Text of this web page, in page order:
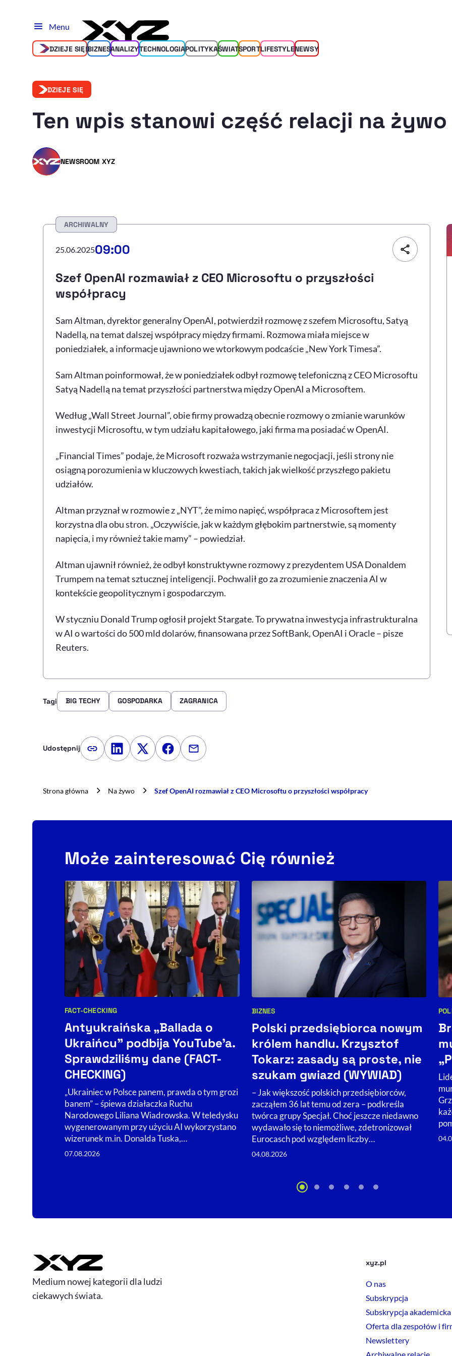
Menu
DZIEJE SIĘ!BIZNESANALIZYTECHNOLOGIAPOLITYKAŚWIATSPORTLIFESTYLENEWSY
DZIEJE SIĘ
Ten wpis stanowi część relacji na
NEWSROOM XYZ
ARCHIWALNY
25.06.202509:00
Szef OpenAI rozmawiał z CEO Microsoftu o przyszłości
współpracy
Sam Altman, dyrektor generalny OpenAI, potwierdził rozmowę z szefem Microsoftu, Satyą
Nadellą, na temat dalszej współpracy między firmami. Rozmowa miała miejsce w
poniedziałek, a informacje ujawniono we wtorkowym podcaście „New York Timesa”.
Sam Altman poinformował, że w poniedziałek odbył rozmowę telefoniczną z CEO Microsoftu
Satyą Nadellą na temat przyszłości partnerstwa między OpenAI a Microsoftem.
Według „Wall Street Journal”, obie firmy prowadzą obecnie rozmowy o zmianie warunków
inwestycji Microsoftu, w tym udziału kapitałowego, jaki firma ma posiadać w OpenAI.
„Financial Times” podaje, że Microsoft rozważa wstrzymanie negocjacji, jeśli strony nie
osiągną porozumienia w kluczowych kwestiach, takich jak wielkość przyszłego pakietu
udziałów.
Altman przyznał w rozmowie z „NYT”, że mimo napięć, współpraca z Microsoftem jest
korzystna dla obu stron. „Oczywiście, jak w każdym głębokim partnerstwie, są momenty
napięcia, i my również takie mamy” – powiedział.
Altman ujawnił również, że odbył konstruktywne rozmowy z prezydentem USA Donaldem
Trumpem na temat sztucznej inteligencji. Pochwalił go za zrozumienie znaczenia AI w
kontekście geopolitycznym i gospodarczym.
W styczniu Donald Trump ogłosił projekt Stargate. To prywatna inwestycja infrastrukturalna
w AI o wartości do 500 mld dolarów, finansowana przez SoftBank, OpenAI i Oracle – pisze
Reuters.
Tagi BIG TECHY GOSPODARKA ZAGRANICA
Udostępnij Kopiuj link artykułu
Udostępnij na LinkedIn
Udostępnij na Twitterze
Udostępnij na Facebooku
Udostępnij przez e-mail
Strona główna Na żywo Szef OpenAI rozmawiał z CEO Microsoftu o przyszłości współpracy
Może zainteresować Cię również
Kategorie artykułu:
FACT-CHECKING
Antyukraińska „Ballada o
Ukraińcu” podbija YouTube'a.
Sprawdziliśmy dane (FACT-
CHECKING)
„Ukrainiec w Polsce panem, prawda o tym grozi
banem” – śpiewa działaczka Ruchu
Narodowego Liliana Wiadrowska. W teledysku
wygenerowanym przy użyciu AI wykorzystano
wizerunek m.in. Donalda Tuska,…
07.08.2026
Kategorie artykułu:
BIZNES
Polski przedsiębiorca nowym
królem handlu. Krzysztof
Tokarz: zasady są proste, nie
szukam gwiazd (WYWIAD)
– Jak większość polskich przedsiębiorców,
zacząłem 36 lat temu od zera – podkreśla
twórca grupy Specjał. Choć jeszcze niedawno
wydawało się to niemożliwe, zdetronizował
Eurocasch pod względem liczby…
04.08.2026
Medium nowej kategorii dla ludzi
ciekawych świata.
xyz.pl
O nas
Subskrypcja
Subskrypcja akademicka
Oferta dla zespołów i
Newslettery